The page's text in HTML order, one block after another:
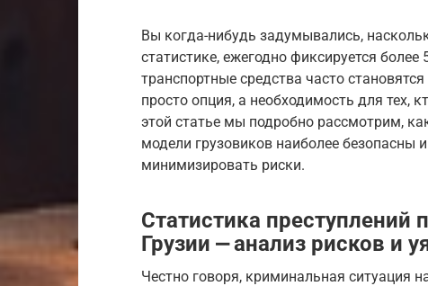
Вы когда-нибудь задумывались,
статистике, ежегодно фиксируется
транспортные средства часто
просто опция, а необходимость для тех,
этой статье мы подробно рассмотрим,
модели грузовиков наиболее безопасны
минимизировать риски.
Статистика преступлений
Грузии ⎼ анализ рисков и
Честно говоря, криминальная ситуация